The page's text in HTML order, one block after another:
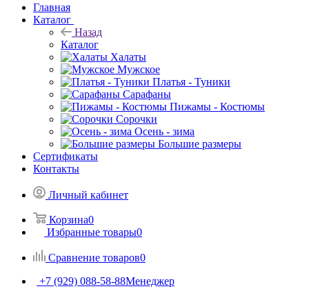
Главная
Каталог
Назад
Каталог
Халаты
Мужское
Платья - Туники
Сарафаны
Пижамы - Костюмы
Сорочки
Oсень - зима
Большие размеры
Сертификаты
Контакты
Личный кабинет
Корзина0
Избранные товары0
Сравнение товаров0
+7 (929) 088-58-88Менеджер